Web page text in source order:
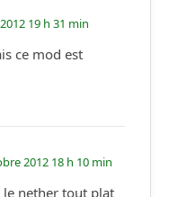
19 h 31 min
ce mod est
2012 18 h 10 min
le nether tout plat